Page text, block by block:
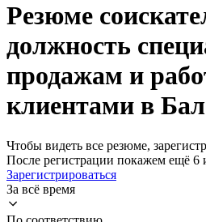
Резюме
должность
продажам и
клиентами в
Чтобы видеть все резюме,
После регистрации покажем ещё 6
Зарегистрироваться
За всё время